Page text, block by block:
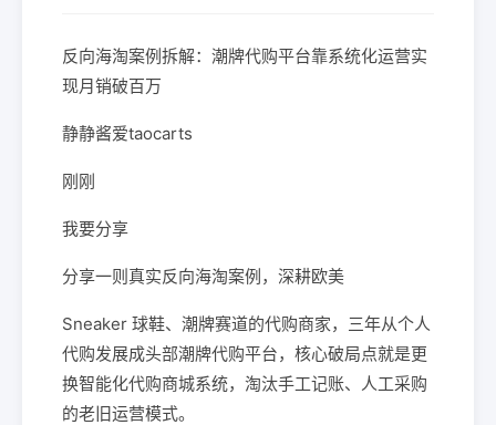
反向海淘案例拆解：潮牌代购平台靠系统化运营实
现月销破百万
静静酱爱taocarts
刚刚
我要分享
分享一则真实反向海淘案例，深耕欧美
Sneaker 球鞋、潮牌赛道的代购商家，三年从个人
代购发展成头部潮牌代购平台，核心破局点就是更
换智能化代购商城系统，淘汰手工记账、人工采购
的老旧运营模式。